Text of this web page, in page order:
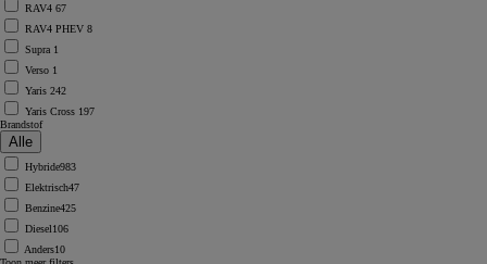
RAV4 67
RAV4 PHEV 8
Supra 1
Verso 1
Yaris 242
Yaris Cross 197
Brandstof
Hybride983
Elektrisch47
Benzine425
Diesel106
Anders10